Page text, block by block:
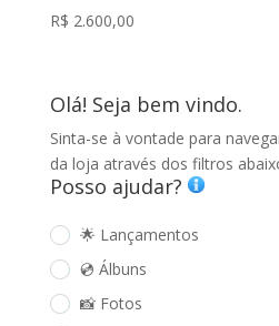
R$ 2.600,00
Olá! Seja bem vindo.
Sinta-se à vontade para
da loja através dos filtros
Posso ajudar?
🌟 Lançamentos
💿 Álbuns
📸 Fotos